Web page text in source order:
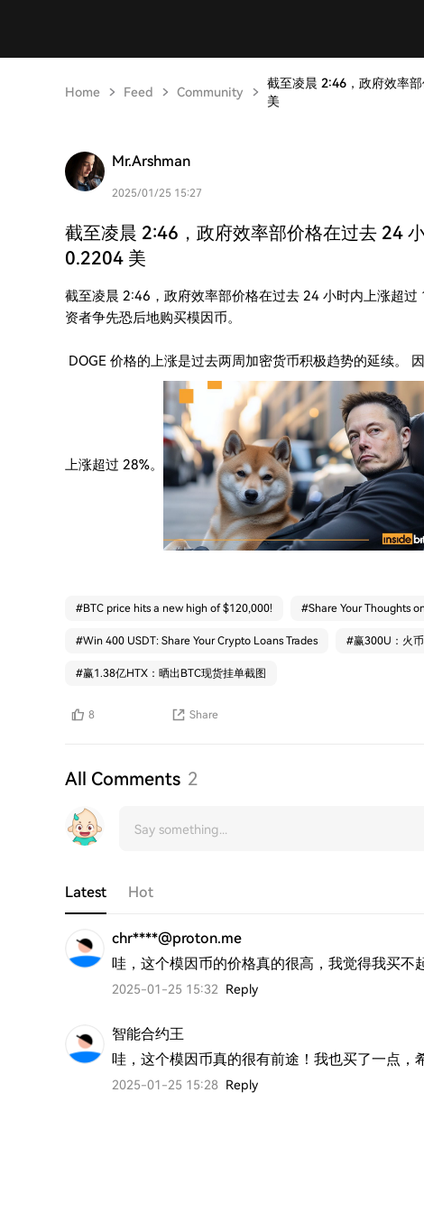
Home Feed Community
截至凌晨 2:46，政府效率
美
Mr.Arshman
2025/01/25 15:27
截至凌晨 2:46，政府效率部价格在过去 24
0.2204 美
截至凌晨 2:46，政府效率部价格在过去 24 小时内上涨超
资者争先恐后地购买模因币。
DOGE 价格的上涨是过去两周加密货币积极趋势的延续。
上涨超过 28%。
#BTC price hits a new high of $120,000! #Share Your Thoughts
#Win 400 USDT: Share Your Crypto Loans Trades #赢300U：火
#赢1.38亿HTX：晒出BTC现货挂单截图
8 Share
All Comments 2
Latest Hot
chr****@proton.me
哇，这个模因币的价格真的很高，我觉得我买不
2025-01-25 15:32 Reply
智能合约王
哇，这个模因币真的很有前途！我也买了一点，
2025-01-25 15:28 Reply